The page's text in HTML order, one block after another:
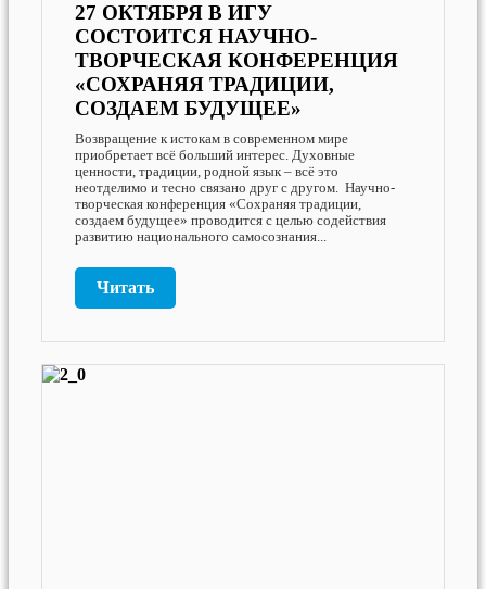
27 ОКТЯБРЯ В ИГУ
СОСТОИТСЯ НАУЧНО-
ТВОРЧЕСКАЯ КОНФЕРЕНЦИЯ
«СОХРАНЯЯ ТРАДИЦИИ,
СОЗДАЕМ БУДУЩЕЕ»
Возвращение к истокам в современном мире
приобретает всё больший интерес. Духовные
ценности, традиции, родной язык – всё это
неотделимо и тесно связано друг с другом. Научно-
творческая конференция «Сохраняя традиции,
создаем будущее» проводится с целью содействия
развитию национального самосознания...
Читать